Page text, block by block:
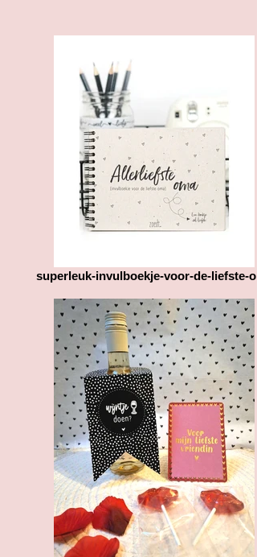
verzendenvelop/pakket gaat
brievenbuspost (tot 50 gram). Dit
moet u aanklikken bij het afrekenen.
Het gewicht is hier van groot belang
voor de verzendkosten. Heeft u
gekozen voor afhalen? Dan
bespreken we met u een dag en tijd
om het pakket(je) op ons afhaal
adres af te komen halen.
Heeft u bepaalde vragen over het
product of de verzending
kunnen zien waar u tegenaan loopt.
Hierna gaan we met elkaar kijken
wat we kunnen doen om u wel een
goed eindproduct af te leveren.
superleuk-invulboekje-voor-de-liefste-